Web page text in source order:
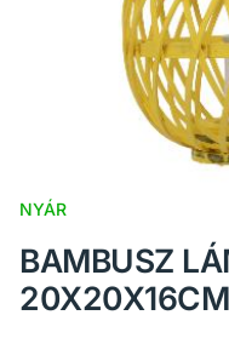
NYÁR
BAMBUSZ